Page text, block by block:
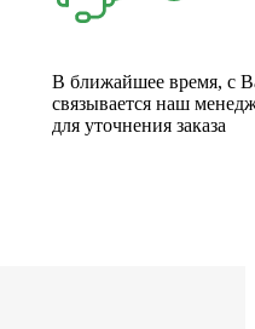
В ближайшее время, с
связывается наш
для уточнения заказа